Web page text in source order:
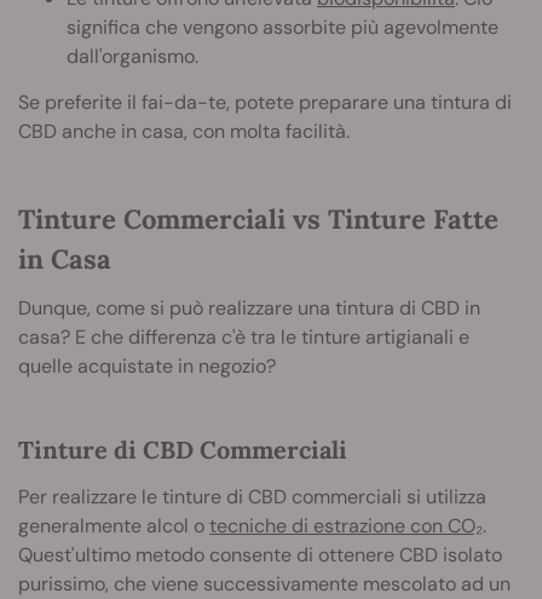
significa che vengono assorbite più agevolmente
dall'organismo.
Se preferite il fai-da-te, potete preparare una tintura di
CBD anche in casa, con molta facilità.
Tinture Commerciali vs Tinture Fatte
in Casa
Dunque, come si può realizzare una tintura di CBD in
casa? E che differenza c'è tra le tinture artigianali e
quelle acquistate in negozio?
Tinture di CBD Commerciali
Per realizzare le tinture di CBD commerciali si utilizza
generalmente alcol otecniche di estrazione con CO₂.
Quest'ultimo metodo consente di ottenere CBD isolato
purissimo, che viene successivamente mescolato ad un